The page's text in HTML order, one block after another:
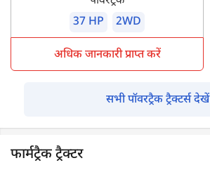
37 HP
2WD
अधिक जानकारी प्राप्त करें
सभी पॉवरट्रैक ट्रैक्टर्स देखें
फार्मट्रैक ट्रैक्टर